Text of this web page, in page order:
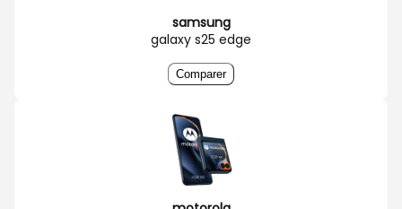
samsung
galaxy s25 edge
Comparer